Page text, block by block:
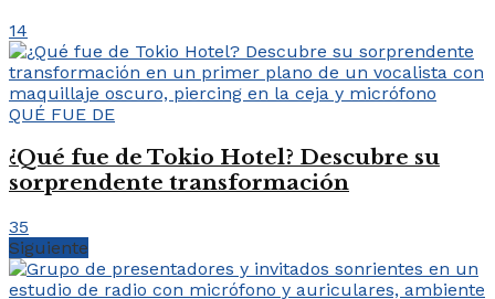
14
QUÉ FUE DE
¿Qué fue de Tokio Hotel? Descubre su
sorprendente transformación
35
Siguiente